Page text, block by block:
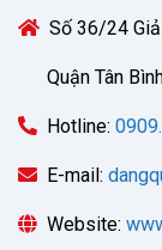
Số 36/24
Quận Tân
Hotline:
E-mail:
Website: